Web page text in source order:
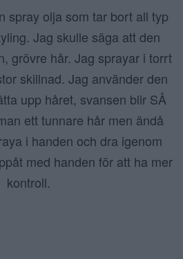
spray olja som tar bort all typ
Jag skulle säga att den
grövre hår. Jag sprayar i torrt
skillnad. Jag använder den
upp håret, svansen blir SÅ
ett tunnare hår men ändå
i handen och dra igenom
med handen för att ha mer
kontroll.